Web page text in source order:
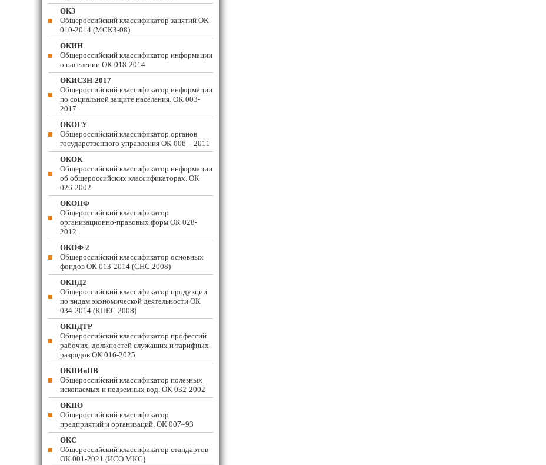
ОКЗ
Общероссийский классификатор занятий ОК
010-2014 (МСКЗ-08)
ОКИН
Общероссийский классификатор информации
о населении ОК 018-2014
ОКИСЗН-2017
Общероссийский классификатор информации
по социальной защите населения. ОК 003-
2017
ОКОГУ
Общероссийский классификатор органов
государственного управления ОК 006 – 2011
ОКОК
Общероссийский классификатор информации
об общероссийских классификаторах. ОК
026-2002
ОКОПФ
Общероссийский классификатор
организационно-правовых форм ОК 028-
2012
ОКОФ 2
Общероссийский классификатор основных
фондов ОК 013-2014 (СНС 2008)
ОКПД2
Общероссийский классификатор продукции
по видам экономической деятельности ОК
034-2014 (КПЕС 2008)
ОКПДТР
Общероссийский классификатор профессий
рабочих, должностей служащих и тарифных
разрядов ОК 016-2025
ОКПИиПВ
Общероссийский классификатор полезных
ископаемых и подземных вод. ОК 032-2002
ОКПО
Общероссийский классификатор
предприятий и организаций. ОК 007–93
ОКС
Общероссийский классификатор стандартов
ОК 001-2021 (ИСО МКС)